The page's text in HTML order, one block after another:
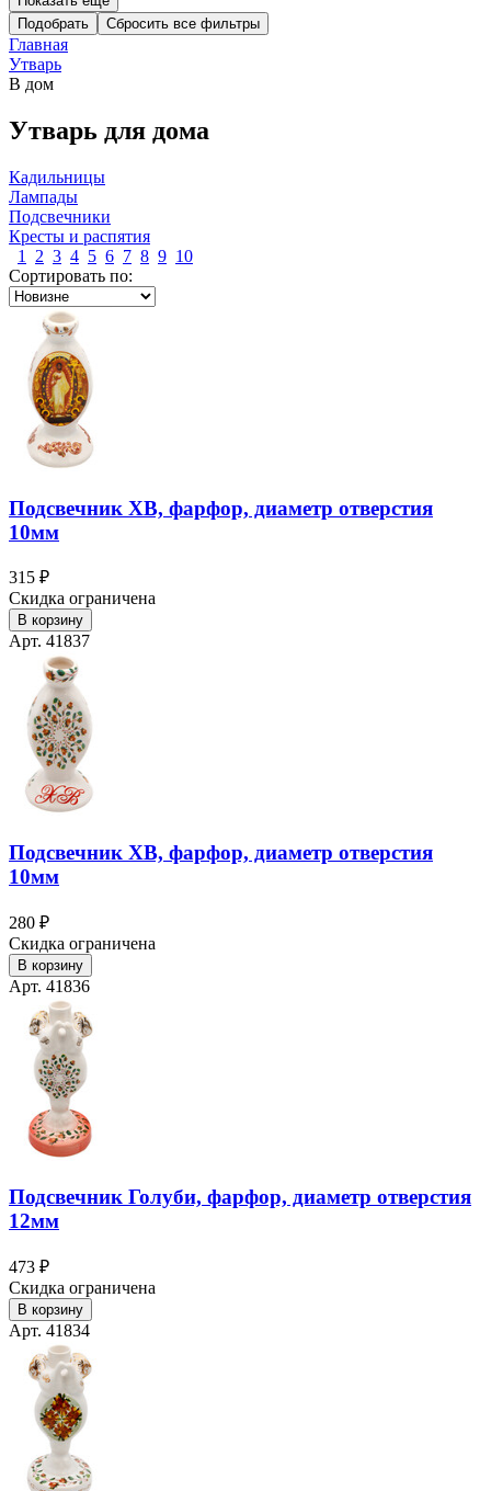
Подобрать
Главная
Утварь
В дом
Утварь для дома
Кадильницы
Лампады
Подсвечники
Кресты и распятия
1
2 3 4 5 6 7 8 9 10
Сортировать по:
Подсвечник ХВ, фарфор, диаметр отверстия
10мм
315 ₽
Скидка ограничена
В корзину
Арт. 41837
Подсвечник ХВ, фарфор, диаметр отверстия
10мм
280 ₽
Скидка ограничена
В корзину
Арт. 41836
Подсвечник Голуби, фарфор, диаметр отверстия
12мм
473 ₽
Скидка ограничена
В корзину
Арт. 41834